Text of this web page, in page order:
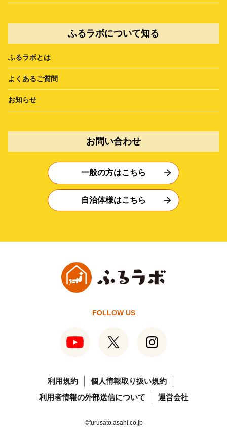
ふるラボについて知る
ふるラボとは
よくあるご質問
お知らせ
お問い合わせ
一般の方はこちら
自治体様はこちら
FOLLOW US
利用規約
個人情報取り扱い規約
利用者情報の外部送信について
運営会社
©furusato.asahi.co.jp